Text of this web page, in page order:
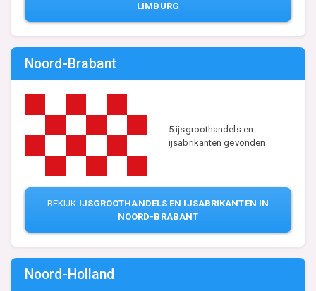
LIMBURG
Noord-Brabant
5 ijsgroothandels en
ijsabrikanten gevonden
BEKIJK IJSGROOTHANDELS EN IJSABRIKANTEN IN
NOORD-BRABANT
Noord-Holland